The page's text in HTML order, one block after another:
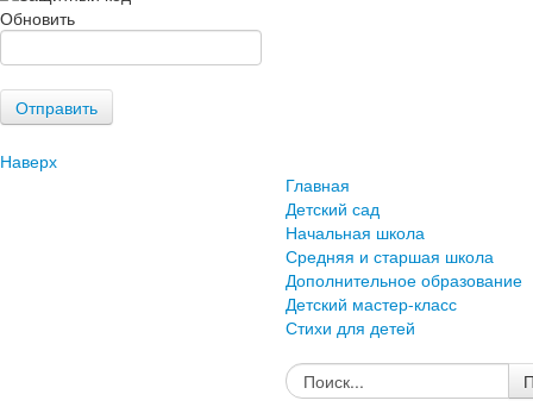
Обновить
Отправить
Наверх
Главная
Детский сад
Начальная школа
Средняя и старшая школа
Дополнительное образование
Детский мастер-класс
Стихи для детей